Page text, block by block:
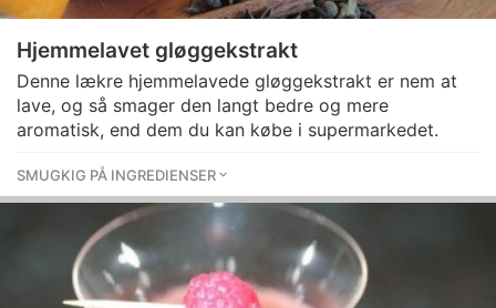
Hjemmelavet gløggekstrakt
Denne lækre hjemmelavede gløggekstrakt er nem at
lave, og så smager den langt bedre og mere
aromatisk, end dem du kan købe i supermarkedet.
SMUGKIG PÅ INGREDIENSER